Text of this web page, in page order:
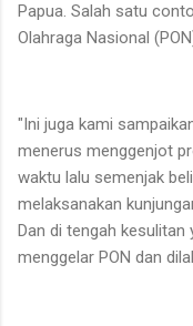
Papua. Salah satu
Olahraga Nasional
"Ini juga kami
menerus menggenjot
waktu lalu semenjak
melaksanakan
Dan di tengah
menggelar PON dan